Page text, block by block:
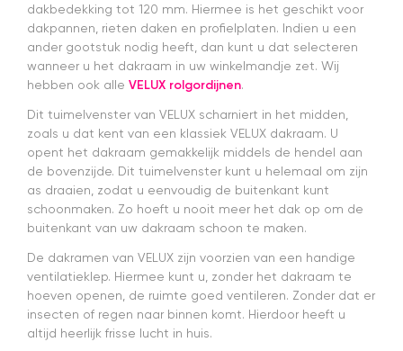
een
origineel
velux
dakraam
rolgordijn
Die is iets
duurder
die ook
het en der
worden
verkocht.
installatie
is echt
heel
makkelijk(
dakbedekking tot 120 mm. Hiermee is het geschikt voor
dakpannen, rieten daken en profielplaten. Indien u een
ander gootstuk nodig heeft, dan kunt u dat selecteren
wanneer u het dakraam in uw winkelmandje zet. Wij
hebben ook alle VELUX rolgordijnen.
Dit tuimelvenster van VELUX scharniert in het midden,
zoals u dat kent van een klassiek VELUX dakraam. U
opent het dakraam gemakkelijk middels de hendel aan
de bovenzijde. Dit tuimelvenster kunt u helemaal om zijn
as draaien, zodat u eenvoudig de buitenkant kunt
schoonmaken. Zo hoeft u nooit meer het dak op om de
buitenkant van uw dakraam schoon te maken.
De dakramen van VELUX zijn voorzien van een handige
ventilatieklep. Hiermee kunt u, zonder het dakraam te
hoeven openen, de ruimte goed ventileren. Zonder dat er
insecten of regen naar binnen komt. Hierdoor heeft u
altijd heerlijk frisse lucht in huis.